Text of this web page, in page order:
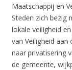
Maatschappij en
Steden zich bezig
lokale veiligheid
van Veiligheid
naar privatisering
de gemeente,